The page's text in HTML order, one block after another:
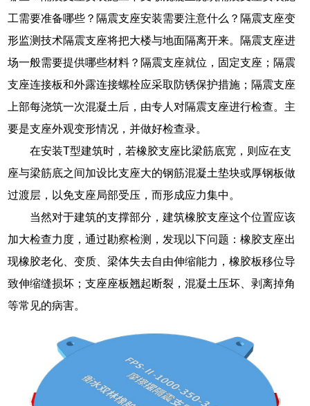
工需要准备哪些？隔震支座安装需要注意什么？隔震支座变
形监测技术隔震支座将把大楼与地面隔离开来。隔震支座进
场一般需要提供哪些材料？隔震支座就位，固定支座；隔震
支座连接板和外露连接螺栓应采取防锈保护措施；隔震支座
上部每浇筑一次混凝土后，由专人对隔震支座进行检查。主
要是支座外观变形情况，并做好检查录。
在安装T型建筑时，若橡胶支座比梁筋底宽，则应在支
座与梁筋底之间加设比支座大的钢筋混凝土垫块或厚钢板做
过渡层，以免支座局部受压，而形成应力集中。
当然对于建筑的支撑部分，建筑橡胶支座这个位置应该
加大检查力度，通过勘察检测，发现以下问题：橡胶支座出
现橡胶老化、变质、梁体失去自由伸缩能力，橡胶板移位导
致伸缩缝损坏；支座座板翘起断裂，混凝土压坏、剥离掉角
等常见的病害。